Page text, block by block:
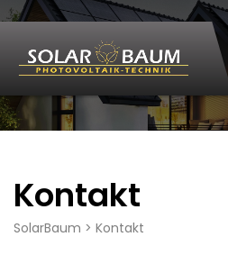
Kontakt
SolarBaum > Kontakt
Photovoltaik
Klimaanlagen